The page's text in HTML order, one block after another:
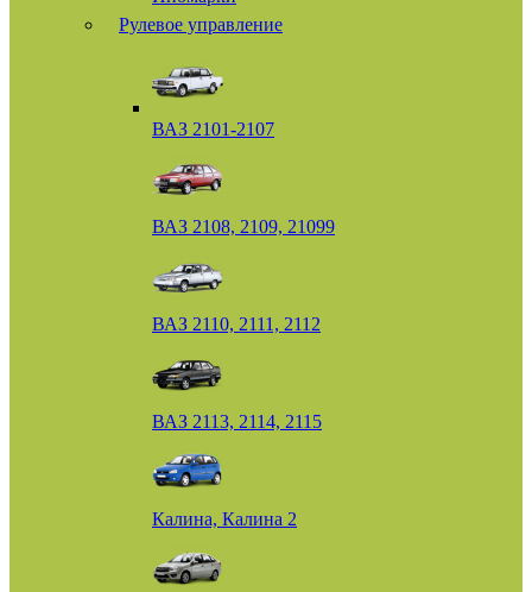
Рулевое управление
ВАЗ 2101-2107
ВАЗ 2108, 2109, 21099
ВАЗ 2110, 2111, 2112
ВАЗ 2113, 2114, 2115
Калина, Калина 2